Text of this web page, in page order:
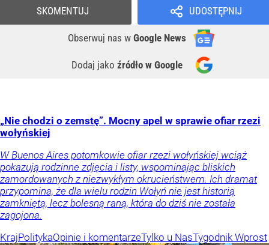
UDOSTĘPNIJ
Obserwuj nas w Google News
Dodaj jako źródło w Google
SKOMENTUJ
„Nie chodzi o zemstę”. Mocny apel w sprawie ofiar rzezi
wołyńskiej
W Buenos Aires potomkowie ofiar rzezi wołyńskiej wciąż
pokazują rodzinne zdjęcia i listy, wspominając bliskich
zamordowanych z niezwykłym okrucieństwem. Ich dramat
przypomina, że dla wielu rodzin Wołyń nie jest historią
zamkniętą, lecz bolesną raną, która do dziś nie została
zagojona.
KrajPolitykaOpinie i komentarzeTylko u NasTygodnik Wprost